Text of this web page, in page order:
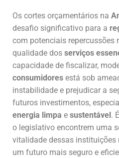
Os cortes orçamentários na
desafio significativo para a
com potenciais repercussões
qualidade dos serviços
capacidade de fiscalizar,
consumidores está sob
instabilidade e prejudicar a
futuros investimentos,
energia limpa e sustentável .
o legislativo encontrem uma
vitalidade dessas
um futuro mais seguro e